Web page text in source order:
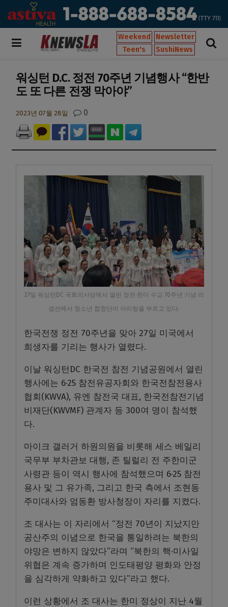
Weekend
Newsletter
Teen's
SushiNews
워싱턴 D.C. 정전 70주년 기념행사 “한반
도 또 다른 전쟁 막아야”
2023년 07월 28일 0
27일 워싱턴DC 국회의사당에서 열린 정전·한미 수교 70주년 기념 리
셉션에서 청소년 합창단이 아리랑을 부르고 있다.
한국전쟁 정전 70주년을 맞아 27일 미국에서
희생자를 기리는 행사가 열렸다.
이날 워싱턴DC 한국전 참전 기념공원에서 열린
행사에는 6·25 참전유공자회와 한국전참전용사
협회(KWVA), 유엔 참전국 대표, 한국전참전기념
비재단(KWVMF) 관계자 등 300여 명이 참석했
다.
마이크 갤러거 하원의원을 비롯해 세스 베일리
국무부 부차관보 대행, 존 틸럴리 전 주한미군
사령관 등이 역시 행사에 참석했으며 6·25 참전
용사 및 그 유가족, 그리고 한국 측에서 조현동
주미대사와 엄동환 방사청장이 자리를 지켰다.
조 대사는 이 자리에서 “정전 70년이 지났지만
공산주의 이념으로 한국을 통일하려는 북한의
야망은 변하지 않았다”라며 “북한의 핵·미사일
위협은 계속 증가하며 인도태평양 평화와 안정
을 심각하게 약화하고 있다”라고 했다.
이런 상황에서 조 대사는 한미 정상이 지난 4월